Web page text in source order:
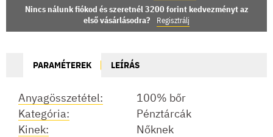
Nincs nálunk fiókod és szeretnél 3200 forint kedvezményt az
első vásárlásodra?
Regisztrálj
PARAMÉTEREK LEÍRÁS
Anyagösszetétel:
100% bőr
Kategória:
Pénztárcák
Kinek:
Nőknek